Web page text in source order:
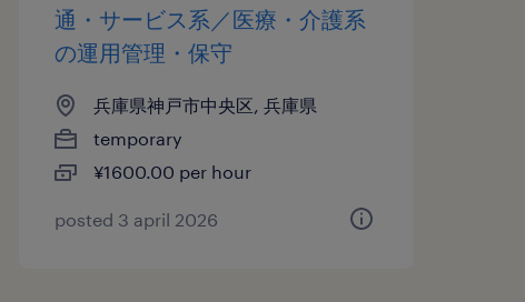
通・サービス系／医療・介護系
の運用管理・保守
兵庫県神戸市中央区, 兵庫県
temporary
¥1600.00 per hour
posted 3 april 2026